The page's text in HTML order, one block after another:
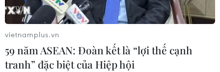
vietnamplus.vn
59 năm ASEAN: Đoàn kết là “lợi thế cạnh
tranh” đặc biệt của Hiệp hội